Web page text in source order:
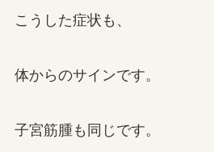
こうした症状も、
体からのサインです。
子宮筋腫も同じです。